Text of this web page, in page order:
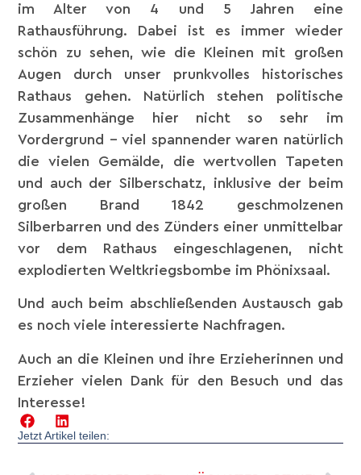
im Alter von 4 und 5 Jahren eine
Rathausführung. Dabei ist es immer wieder
schön zu sehen, wie die Kleinen mit großen
Augen durch unser prunkvolles historisches
Rathaus gehen. Natürlich stehen politische
Zusammenhänge hier nicht so sehr im
Vordergrund – viel spannender waren natürlich
die vielen Gemälde, die wertvollen Tapeten
und auch der Silberschatz, inklusive der beim
großen Brand 1842 geschmolzenen
Silberbarren und des Zünders einer unmittelbar
vor dem Rathaus eingeschlagenen, nicht
explodierten Weltkriegsbombe im Phönixsaal.
Und auch beim abschließenden Austausch gab
es noch viele interessierte Nachfragen.
Auch an die Kleinen und ihre Erzieherinnen und
Erzieher vielen Dank für den Besuch und das
Interesse!
Jetzt Artikel teilen: